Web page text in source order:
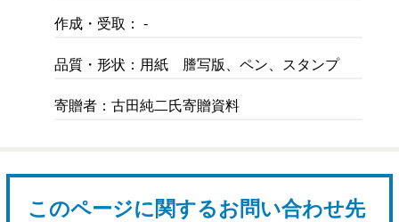
作成・受取： -
品質・形状：用紙 謄写版、ペン、スタンプ
寄贈者：古田純二氏寄贈資料
このページに関するお問い合わせ先